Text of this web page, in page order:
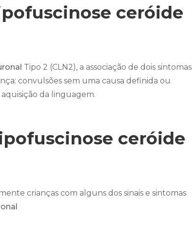
ceróide
Tipo 2 (CLN2), a associação de dois sintomas
convulsões sem uma causa definida ou
da linguagem.
ceróide
crianças com alguns dos sinais e sintomas